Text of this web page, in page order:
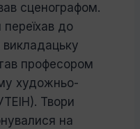
сценографом.
переїхав до
професором
художньо-
Твори
на